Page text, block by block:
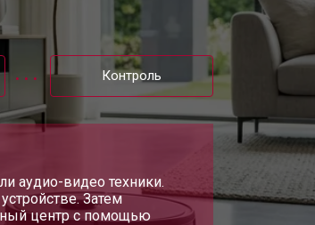
Контроль
аудио-видео техники.
Затем
центр с помощью